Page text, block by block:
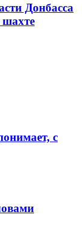
Донбасса
шахте
с